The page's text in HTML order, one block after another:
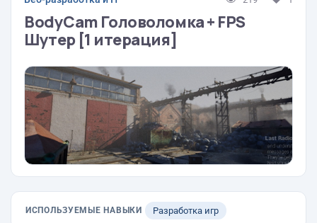
BodyCam Головоломка + FPS
Шутер [1 итерация]
ИСПОЛЬЗУЕМЫЕ НАВЫКИ Разработка игр